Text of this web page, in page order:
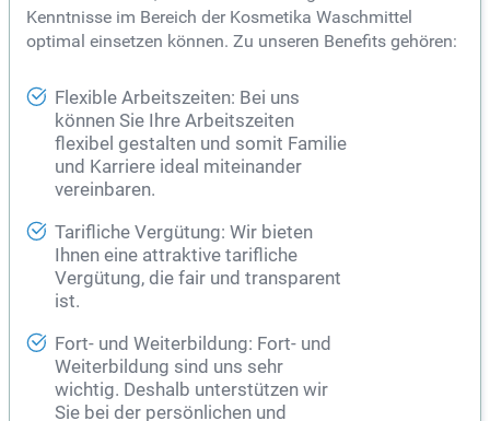
Kenntnisse im Bereich der Kosmetika Waschmittel
optimal einsetzen können. Zu unseren Benefits gehören:
Flexible Arbeitszeiten: Bei uns
können Sie Ihre Arbeitszeiten
flexibel gestalten und somit Familie
und Karriere ideal miteinander
vereinbaren.
Tarifliche Vergütung: Wir bieten
Ihnen eine attraktive tarifliche
Vergütung, die fair und transparent
ist.
Fort- und Weiterbildung: Fort- und
Weiterbildung sind uns sehr
wichtig. Deshalb unterstützen wir
Sie bei der persönlichen und